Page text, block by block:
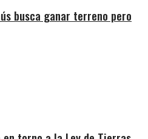
busca ganar terreno pero